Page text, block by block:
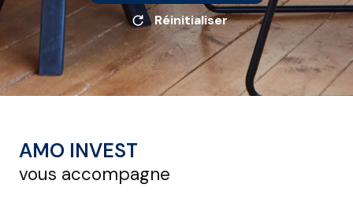
Réinitialiser
AMO INVEST
vous accompagne